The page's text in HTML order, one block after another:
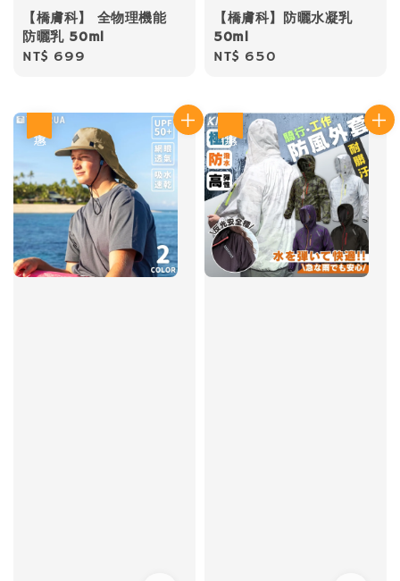
【橋膚科】 全物理機能
防曬乳 50ml
Regular
NT$ 699
【橋膚科】防曬水凝乳
50ml
Regular
NT$ 650